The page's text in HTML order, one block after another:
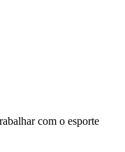
com o esporte